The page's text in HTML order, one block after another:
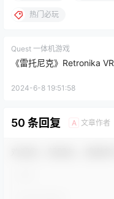
热门必玩
Quest 一体机游戏
《雷托尼克》Retronika VR
2024-6-8 19:51:58
50 条回复 A 文章作者